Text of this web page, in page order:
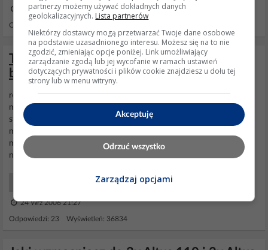
22 Gru 2014 22:31
Odpowiedzi: 16 Wyświetleń: 3357
Tonsil Zeus vs Altus 300 – porównanie
brzmienia i opłacalności zakupu kolumn
różnica jest taka: Zeusy mają 200W mocy znamionowej, 400W
maksymalnej i impedancję 4Ω "Tonsil Zeus": Hi-Fi i Muzyka 5/2003
strona 35 Zeusy gromowładne mają ciekawą historię. Powstały z
myślą o rynku angielskim, myślę że jako produkt przeznaczony dla
młodzieży. Jak sądzę, trafiający do wyobraźni i, co równie istotne,
niedrogi. Z oficjalnych źródeł...
Audio Estradowe, Sceniczne, Studyjne
24 Wrz 2006 21:27
Odpowiedzi: 23 Wyświetleń: 36834
partnerzy możemy używać dokładnych danych
geolokalizacyjnych. Lista partnerów
Niektórzy dostawcy mogą przetwarzać Twoje dane osobowe
na podstawie uzasadnionego interesu. Możesz się na to nie
zgodzić, zmieniając opcje poniżej. Link umożliwiający
zarządzanie zgodą lub jej wycofanie w ramach ustawień
dotyczących prywatności i plików cookie znajdziesz u dołu tej
strony lub w menu witryny.
Akceptuję
Odrzuć wszystko
Zarządzaj opcjami